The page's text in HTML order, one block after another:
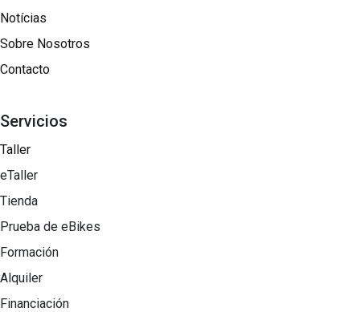
Notícias
Sobre Nosotros​
Contacto
Servicios
Taller
eTaller
Tienda
Prueba de eBikes
Formación
Alquiler
Financiación